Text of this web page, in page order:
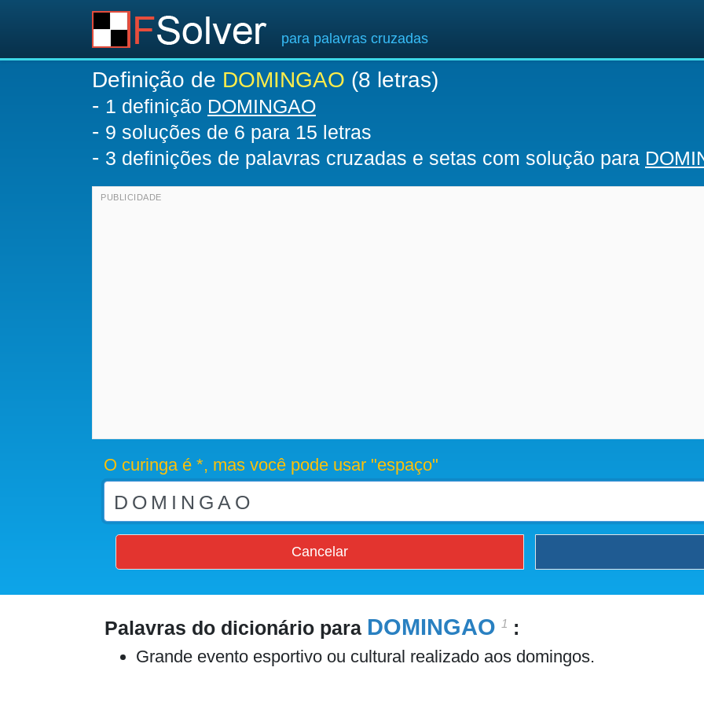
para palavras cruzadas
Definição de DOMINGAO (8 letras)
- 1 definição DOMINGAO
- 9 soluções de 6 para 15 letras
- 3 definições de palavras cruzadas e setas com solução para
O curinga é *, mas você pode usar "espaço"
Cancelar
Palavras do dicionário para DOMINGAO 1 :
Grande evento esportivo ou cultural realizado aos domingos.